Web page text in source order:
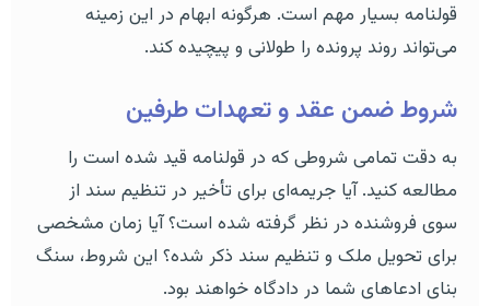
قولنامه بسیار مهم است. هرگونه ابهام در این زمینه
می‌تواند روند پرونده را طولانی و پیچیده کند.
شروط ضمن عقد و تعهدات طرفین
به دقت تمامی شروطی که در قولنامه قید شده است را
مطالعه کنید. آیا جریمه‌ای برای تأخیر در تنظیم سند از
سوی فروشنده در نظر گرفته شده است؟ آیا زمان مشخصی
برای تحویل ملک و تنظیم سند ذکر شده؟ این شروط، سنگ
بنای ادعاهای شما در دادگاه خواهند بود.